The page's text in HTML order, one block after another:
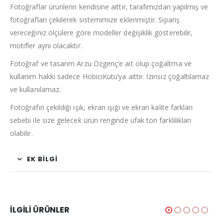
Fotoğraflar ürünlerin kendisine aittir, tarafımızdan yapılmış ve
fotoğrafları çekilerek sistemimize eklenmiştir. Sipariş
vereceğiniz ölçülere göre modeller değişiklik gösterebilir,
motifler aynı olacaktır.
Fotoğraf ve tasarım Arzu Özgenç’e ait olup çoğaltma ve
kullanım hakkı sadece HobiciKutu’ya aittir. İzinsiz çoğaltılamaz
ve kullanılamaz.
Fotoğrafın çekildiği ışık, ekran ışığı ve ekran kalite farkları
sebebi ile size gelecek ürün renginde ufak ton farklılıkları
olabilir.
EK BILGI
İLGILI ÜRÜNLER